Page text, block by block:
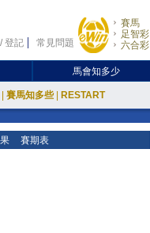
/登記 常見問題
賽馬
足智彩
六合彩
馬會知多少
賽馬知多些 RESTART
賽期表